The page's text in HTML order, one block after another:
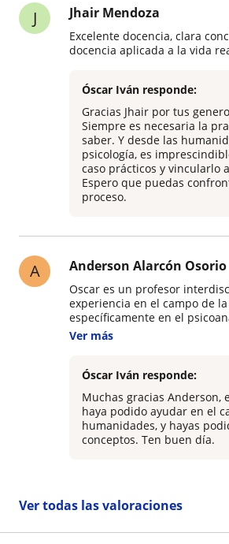
J Jhair Mendoza
Excelente docencia, clara
docencia aplicada a la vida
Óscar Iván responde:
Gracias Jhair por tus
Siempre es necesaria la
saber. Y desde las
psicología, es
caso prácticos y vincularlo
Espero que puedas
proceso.
A Anderson Alarcón Osorio
Oscar es un profesor
experiencia en el campo de
específicamente en el
conocimiento de la literatura
diferentes temas de las
que más reflejaban su
áreas. Comenzabamos un
texto de literatura, y nos
la ficción podemos abarcar
Ver más
Óscar Iván responde:
Muchas gracias Anderson,
haya podido ayudar en el
humanidades, y hayas
conceptos. Ten buen día.
Ver todas las valoraciones